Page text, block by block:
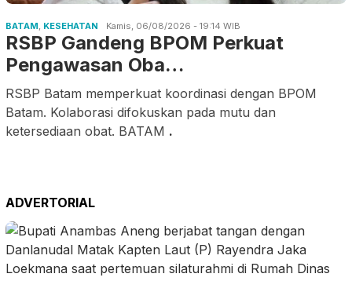
BATAM, KESEHATAN Kamis, 06/08/2026 - 19:14 WIB
RSBP Gandeng BPOM Perkuat
Pengawasan Oba…
RSBP Batam memperkuat koordinasi dengan BPOM
Batam. Kolaborasi difokuskan pada mutu dan
ketersediaan obat. BATAM .
ADVERTORIAL